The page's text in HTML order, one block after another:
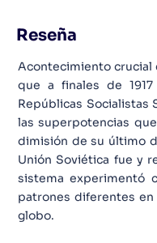
Reseña
Acontecimiento crucial
que a finales de
Repúblicas Socialistas
las superpotencias
dimisión de su último
Unión Soviética fue y
sistema experimentó
patrones diferentes
globo.